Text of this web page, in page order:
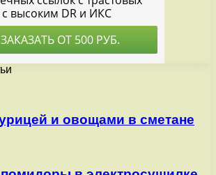
и овощами в сметане